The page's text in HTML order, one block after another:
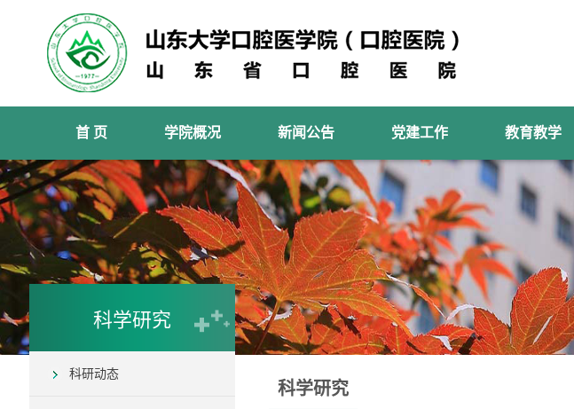
首 页 学院概况 新闻公告 党建工作 教育教学
科学研究
科研动态
科学研究